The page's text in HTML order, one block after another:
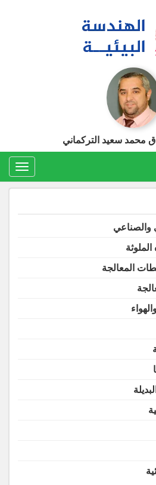
محمد سعيد التركماني
والصناعي
المعالجة